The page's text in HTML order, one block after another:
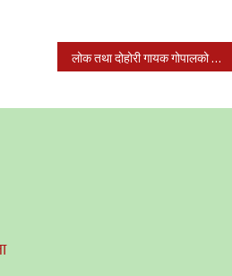
लोक तथा दोहोरी गायक गोपालको पहिलो देउडा गीत : भागी बाइजाउँ बजारमा